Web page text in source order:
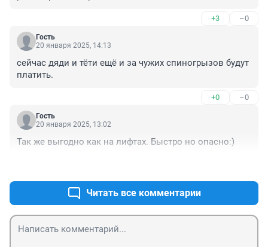
+3 –0
Гость
20 января 2025, 14:13
сейчас дяди и тёти ещё и за чужих спиногрызов будут
платить.
+0 –0
Гость
20 января 2025, 13:02
Так же выгодно как на лифтах. Быстро но опасно:)
Читать все комментарии